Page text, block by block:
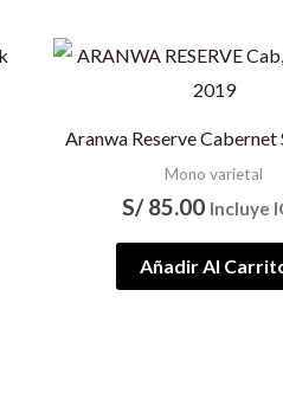
Aranwa Reserve Cabernet
Mono varietal
S/85.00 Incluye
Añadir Al